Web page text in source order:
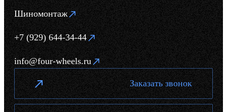
Шиномонтаж
+7 (929) 644-34-44
info@four-wheels.ru
Заказать звонок